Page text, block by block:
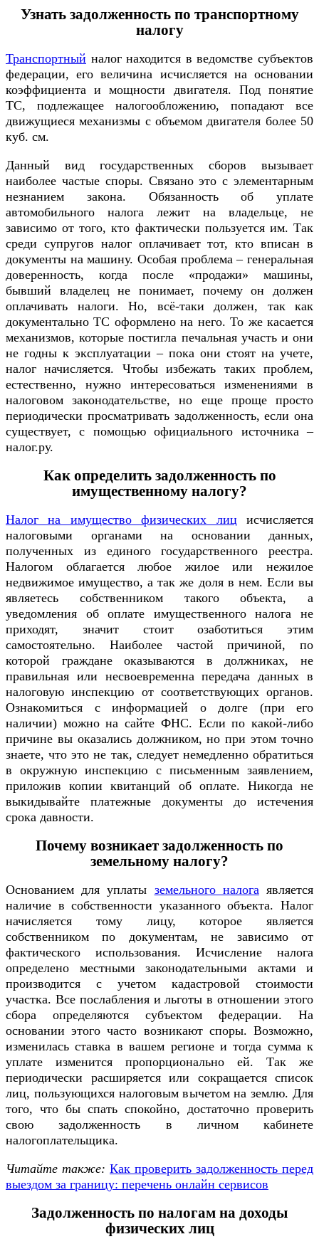
Узнать задолженность по транспортному
налогу
Транспортный налог находится в ведомстве субъектов
федерации, его величина исчисляется на основании
коэффициента и мощности двигателя. Под понятие
ТС, подлежащее налогообложению, попадают все
движущиеся механизмы с объемом двигателя более 50
куб. см.
Данный вид государственных сборов вызывает
наиболее частые споры. Связано это с элементарным
незнанием закона. Обязанность об уплате
автомобильного налога лежит на владельце, не
зависимо от того, кто фактически пользуется им. Так
среди супругов налог оплачивает тот, кто вписан в
документы на машину. Особая проблема – генеральная
доверенность, когда после «продажи» машины,
бывший владелец не понимает, почему он должен
оплачивать налоги. Но, всё-таки должен, так как
документально ТС оформлено на него. То же касается
механизмов, которые постигла печальная участь и они
не годны к эксплуатации – пока они стоят на учете,
налог начисляется. Чтобы избежать таких проблем,
естественно, нужно интересоваться изменениями в
налоговом законодательстве, но еще проще просто
периодически просматривать задолженность, если она
существует, с помощью официального источника –
налог.ру.
Как определить задолженность по
имущественному налогу?
Налог на имущество физических лицисчисляется
налоговыми органами на основании данных,
полученных из единого государственного реестра.
Налогом облагается любое жилое или нежилое
недвижимое имущество, а так же доля в нем. Если вы
являетесь собственником такого объекта, а
уведомления об оплате имущественного налога не
приходят, значит стоит озаботиться этим
самостоятельно. Наиболее частой причиной, по
которой граждане оказываются в должниках, не
правильная или несвоевременна передача данных в
налоговую инспекцию от соответствующих органов.
Ознакомиться с информацией о долге (при его
наличии) можно на сайте ФНС. Если по какой-либо
причине вы оказались должником, но при этом точно
знаете, что это не так, следует немедленно обратиться
в окружную инспекцию с письменным заявлением,
приложив копии квитанций об оплате. Никогда не
выкидывайте платежные документы до истечения
срока давности.
Почему возникает задолженность по
земельному налогу?
Основанием для уплаты земельного налогаявляется
наличие в собственности указанного объекта. Налог
начисляется тому лицу, которое является
собственником по документам, не зависимо от
фактического использования. Исчисление налога
определено местными законодательными актами и
производится с учетом кадастровой стоимости
участка. Все послабления и льготы в отношении этого
сбора определяются субъектом федерации. На
основании этого часто возникают споры. Возможно,
изменилась ставка в вашем регионе и тогда сумма к
уплате изменится пропорционально ей. Так же
периодически расширяется или сокращается список
лиц, пользующихся налоговым вычетом на землю. Для
того, что бы спать спокойно, достаточно проверить
свою задолженность в личном кабинете
налогоплательщика.
Читайте также: Как проверить задолженность перед
выездом за границу: перечень онлайн сервисов
Задолженность по налогам на доходы
физических лиц